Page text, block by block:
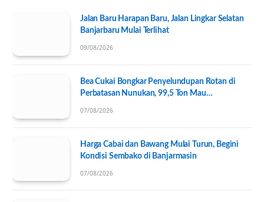
Jalan Baru Harapan Baru, Jalan Lingkar Selatan
Banjarbaru Mulai Terlihat
09/08/2026
Bea Cukai Bongkar Penyelundupan Rotan di
Perbatasan Nunukan, 99,5 Ton Mau
07/08/2026
Harga Cabai dan Bawang Mulai Turun, Begini
Kondisi Sembako di Banjarmasin
07/08/2026